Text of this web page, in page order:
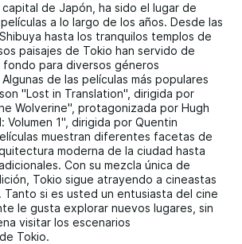
capital de Japón, ha sido el lugar de
a lo largo de los años. Desde las
hasta los tranquilos templos de
paisajes de Tokio han servido de
para diversos géneros
de las películas más populares
"Lost in Translation", dirigida por
Wolverine", protagonizada por Hugh
Volumen 1", dirigida por Quentin
muestran diferentes facetas de
moderna de la ciudad hasta
Con su mezcla única de
Tokio sigue atrayendo a cineastas
si es usted un entusiasta del cine
le gusta explorar nuevos lugares, sin
visitar los escenarios
Tokio.